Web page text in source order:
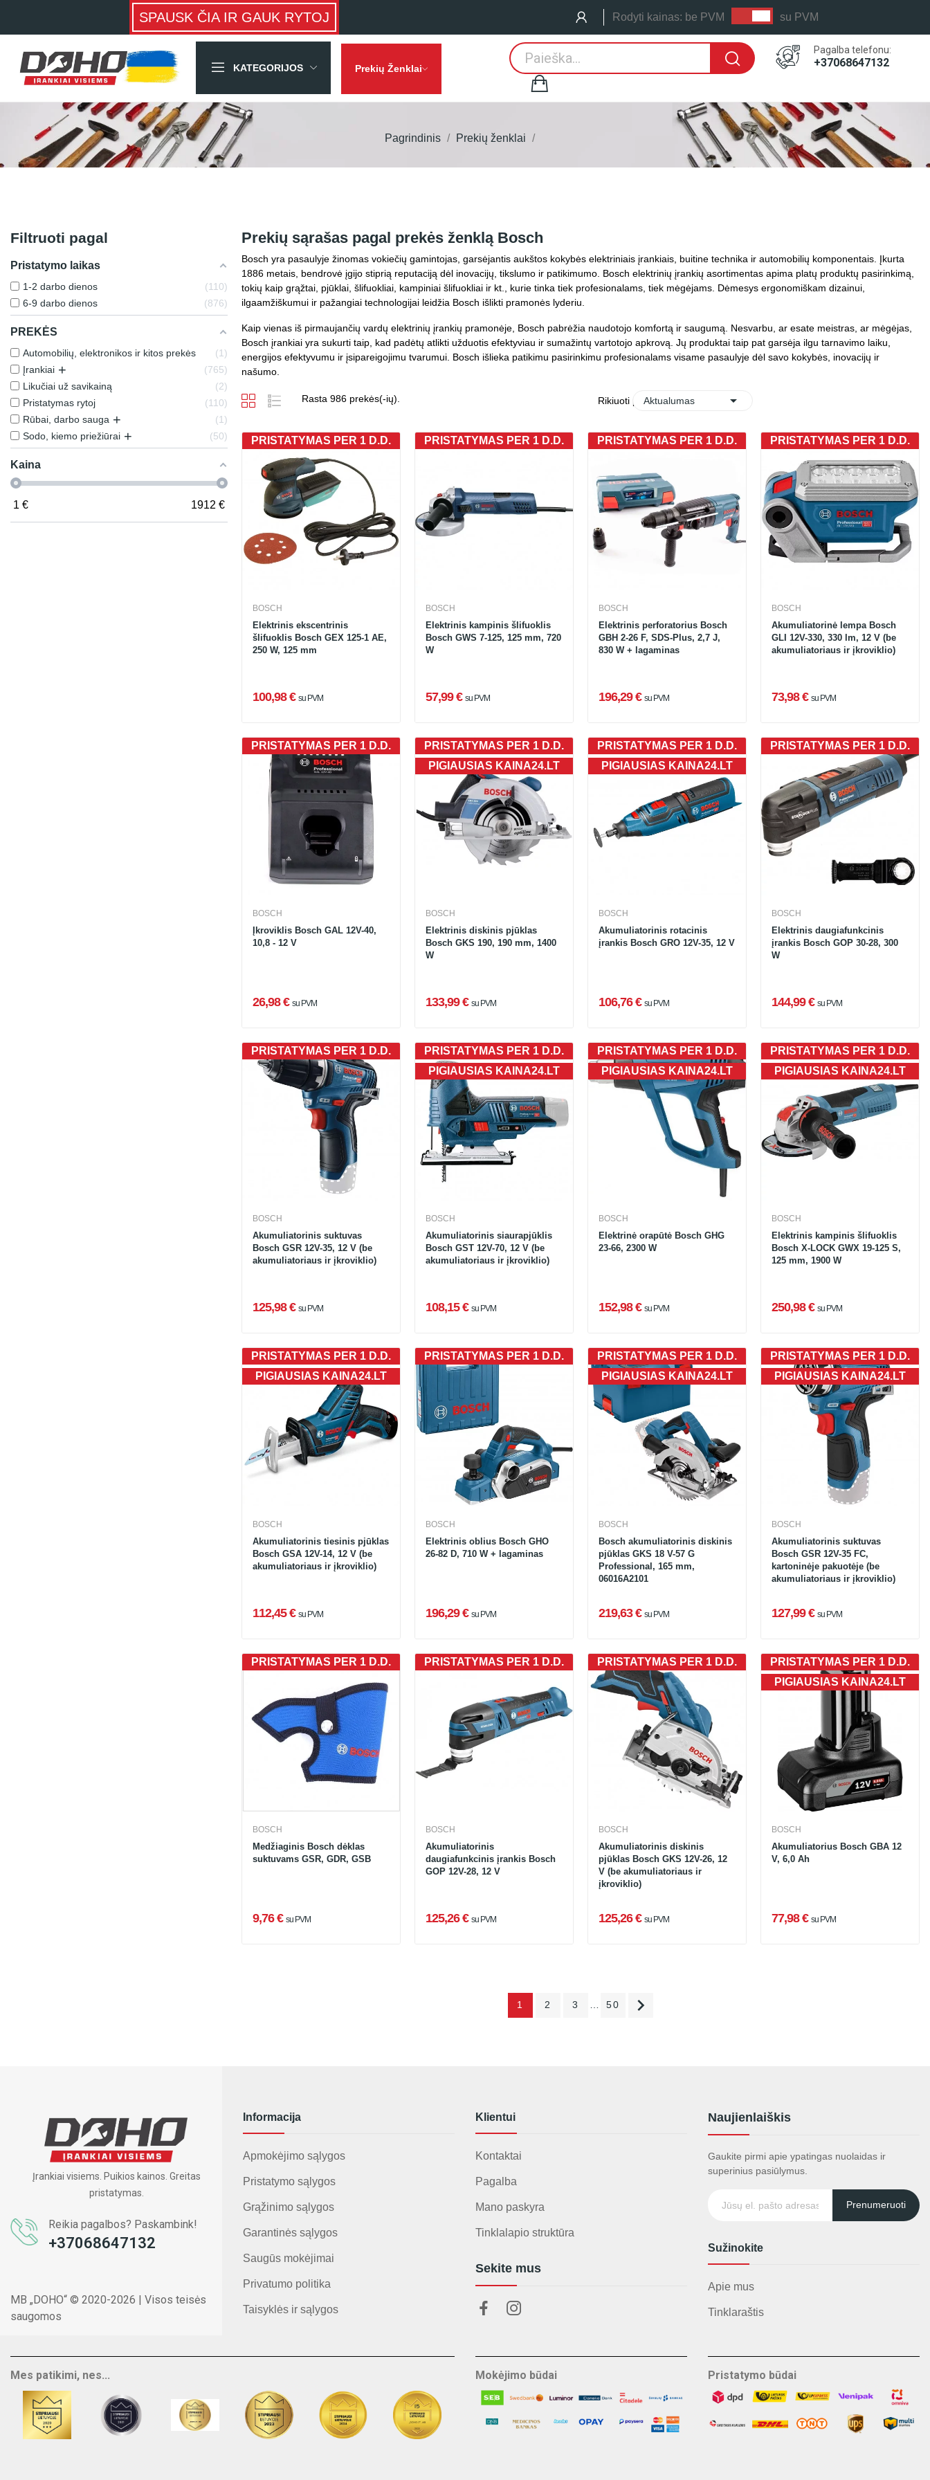
SPAUSK ČIA IR GAUK RYTOJ Rodyti kainas: be PVM su PVM
KATEGORIJOS Prekių Ženklai
Pagalba telefonu:
+37068647132
Pagrindinis Prekių ženklai
Filtruoti pagal
Pristatymo laikas
1-2 darbo dienos
110
6-9 darbo dienos
876
PREKĖS
Automobilių, elektronikos ir kitos prekės
1
Įrankiai +
765
Likučiai už savikainą
2
Pristatymas rytoj
110
Rūbai, darbo sauga +
1
Sodo, kiemo priežiūrai + 50
Kaina
1 € 1912 €
Prekių sąrašas pagal prekės ženklą Bosch
Bosch yra pasaulyje žinomas vokiečių gamintojas, garsėjantis aukštos kokybės elektriniais įrankiais, buitine technika ir automobilių komponentais. Įkurta
1886 metais, bendrovė įgijo stiprią reputaciją dėl inovacijų, tikslumo ir patikimumo. Bosch elektrinių įrankių asortimentas apima platų produktų pasirinkimą,
tokių kaip grąžtai, pjūklai, šlifuokliai, kampiniai šlifuokliai ir kt., kurie tinka tiek profesionalams, tiek mėgėjams. Dėmesys ergonomiškam dizainui,
ilgaamžiškumui ir pažangiai technologijai leidžia Bosch išlikti pramonės lyderiu.
Kaip vienas iš pirmaujančių vardų elektrinių įrankių pramonėje, Bosch pabrėžia naudotojo komfortą ir saugumą. Nesvarbu, ar esate meistras, ar mėgėjas,
Bosch įrankiai yra sukurti taip, kad padėtų atlikti užduotis efektyviau ir sumažintų vartotojo apkrovą. Jų produktai taip pat garsėja ilgu tarnavimo laiku,
energijos efektyvumu ir įsipareigojimu tvarumui. Bosch išlieka patikimu pasirinkimu profesionalams visame pasaulyje dėl savo kokybės, inovacijų ir
našumo.
Rasta 986 prekės(-ių). Rikiuoti pagal:Aktualumas 
PRISTATYMAS PER 1 D.D.
BOSCH
Elektrinis ekscentrinis
šlifuoklis Bosch GEX 125-1 AE,
250 W, 125 mm
100,98 € su PVM
PRISTATYMAS PER 1 D.D.
BOSCH
Elektrinis kampinis šlifuoklis
Bosch GWS 7-125, 125 mm, 720
W
57,99 € su PVM
PRISTATYMAS PER 1 D.D.
BOSCH
Elektrinis perforatorius Bosch
GBH 2-26 F, SDS-Plus, 2,7 J,
830 W + lagaminas
196,29 € su PVM
PRISTATYMAS PER 1 D.D.
BOSCH
Akumuliatorinė lempa Bosch
GLI 12V-330, 330 lm, 12 V (be
akumuliatoriaus ir įkroviklio)
73,98 € su PVM
PRISTATYMAS PER 1 D.D.
BOSCH
Įkroviklis Bosch GAL 12V-40,
10,8 - 12 V
26,98 € su PVM
PIGIAUSIAS KAINA24.LT
PRISTATYMAS PER 1 D.D.
BOSCH
Elektrinis diskinis pjūklas
Bosch GKS 190, 190 mm, 1400
W
133,99 € su PVM
PIGIAUSIAS KAINA24.LT
PRISTATYMAS PER 1 D.D.
BOSCH
Akumuliatorinis rotacinis
įrankis Bosch GRO 12V-35, 12 V
106,76 € su PVM
PRISTATYMAS PER 1 D.D.
BOSCH
Elektrinis daugiafunkcinis
įrankis Bosch GOP 30-28, 300
W
144,99 € su PVM
PRISTATYMAS PER 1 D.D.
BOSCH
Akumuliatorinis suktuvas
Bosch GSR 12V-35, 12 V (be
akumuliatoriaus ir įkroviklio)
125,98 € su PVM
PIGIAUSIAS KAINA24.LT
PRISTATYMAS PER 1 D.D.
BOSCH
Akumuliatorinis siaurapjūklis
Bosch GST 12V-70, 12 V (be
akumuliatoriaus ir įkroviklio)
108,15 € su PVM
PIGIAUSIAS KAINA24.LT
PRISTATYMAS PER 1 D.D.
BOSCH
Elektrinė orapūtė Bosch GHG
23-66, 2300 W
152,98 € su PVM
PIGIAUSIAS KAINA24.LT
PRISTATYMAS PER 1 D.D.
BOSCH
Elektrinis kampinis šlifuoklis
Bosch X-LOCK GWX 19-125 S,
125 mm, 1900 W
250,98 € su PVM
PIGIAUSIAS KAINA24.LT
PRISTATYMAS PER 1 D.D.
BOSCH
Akumuliatorinis tiesinis pjūklas
Bosch GSA 12V-14, 12 V (be
akumuliatoriaus ir įkroviklio)
112,45 € su PVM
PRISTATYMAS PER 1 D.D.
BOSCH
Elektrinis oblius Bosch GHO
26-82 D, 710 W + lagaminas
196,29 € su PVM
PIGIAUSIAS KAINA24.LT
PRISTATYMAS PER 1 D.D.
BOSCH
Bosch akumuliatorinis diskinis
pjūklas GKS 18 V-57 G
Professional, 165 mm,
06016A2101
219,63 € su PVM
PIGIAUSIAS KAINA24.LT
PRISTATYMAS PER 1 D.D.
BOSCH
Akumuliatorinis suktuvas
Bosch GSR 12V-35 FC,
kartoninėje pakuotėje (be
akumuliatoriaus ir įkroviklio)
127,99 € su PVM
PRISTATYMAS PER 1 D.D.
BOSCH
Medžiaginis Bosch dėklas
suktuvams GSR, GDR, GSB
9,76 € su PVM
PRISTATYMAS PER 1 D.D.
BOSCH
Akumuliatorinis
daugiafunkcinis įrankis Bosch
GOP 12V-28, 12 V
125,26 € su PVM
PRISTATYMAS PER 1 D.D.
BOSCH
Akumuliatorinis diskinis
pjūklas Bosch GKS 12V-26, 12
V (be akumuliatoriaus ir
įkroviklio)
125,26 € su PVM
PIGIAUSIAS KAINA24.LT
PRISTATYMAS PER 1 D.D.
BOSCH
Akumuliatorius Bosch GBA 12
V, 6,0 Ah
77,98 € su PVM
1 2 3 50 
Įrankiai visiems. Puikios kainos. Greitas
pristatymas.
Reikia pagalbos? Paskambink!
+37068647132
MB „DOHO“ © 2020-2026 | Visos teisės
saugomos
Informacija
Apmokėjimo sąlygos
Pristatymo sąlygos
Grąžinimo sąlygos
Garantinės sąlygos
Saugūs mokėjimai
Privatumo politika
Taisyklės ir sąlygos
Klientui
Kontaktai
Pagalba
Mano paskyra
Tinklalapio struktūra
Sekite mus
Naujienlaiškis
Gaukite pirmi apie ypatingas nuolaidas ir
superinius pasiūlymus.
Prenumeruoti
Sužinokite
Apie mus
Tinklaraštis
Mes patikimi, nes... Mokėjimo būdai Pristatymo būdai